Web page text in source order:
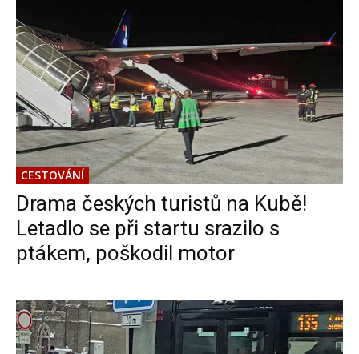
CESTOVÁNÍ
Drama českých turistů na Kubě!
Letadlo se při startu srazilo s
ptákem, poškodil motor